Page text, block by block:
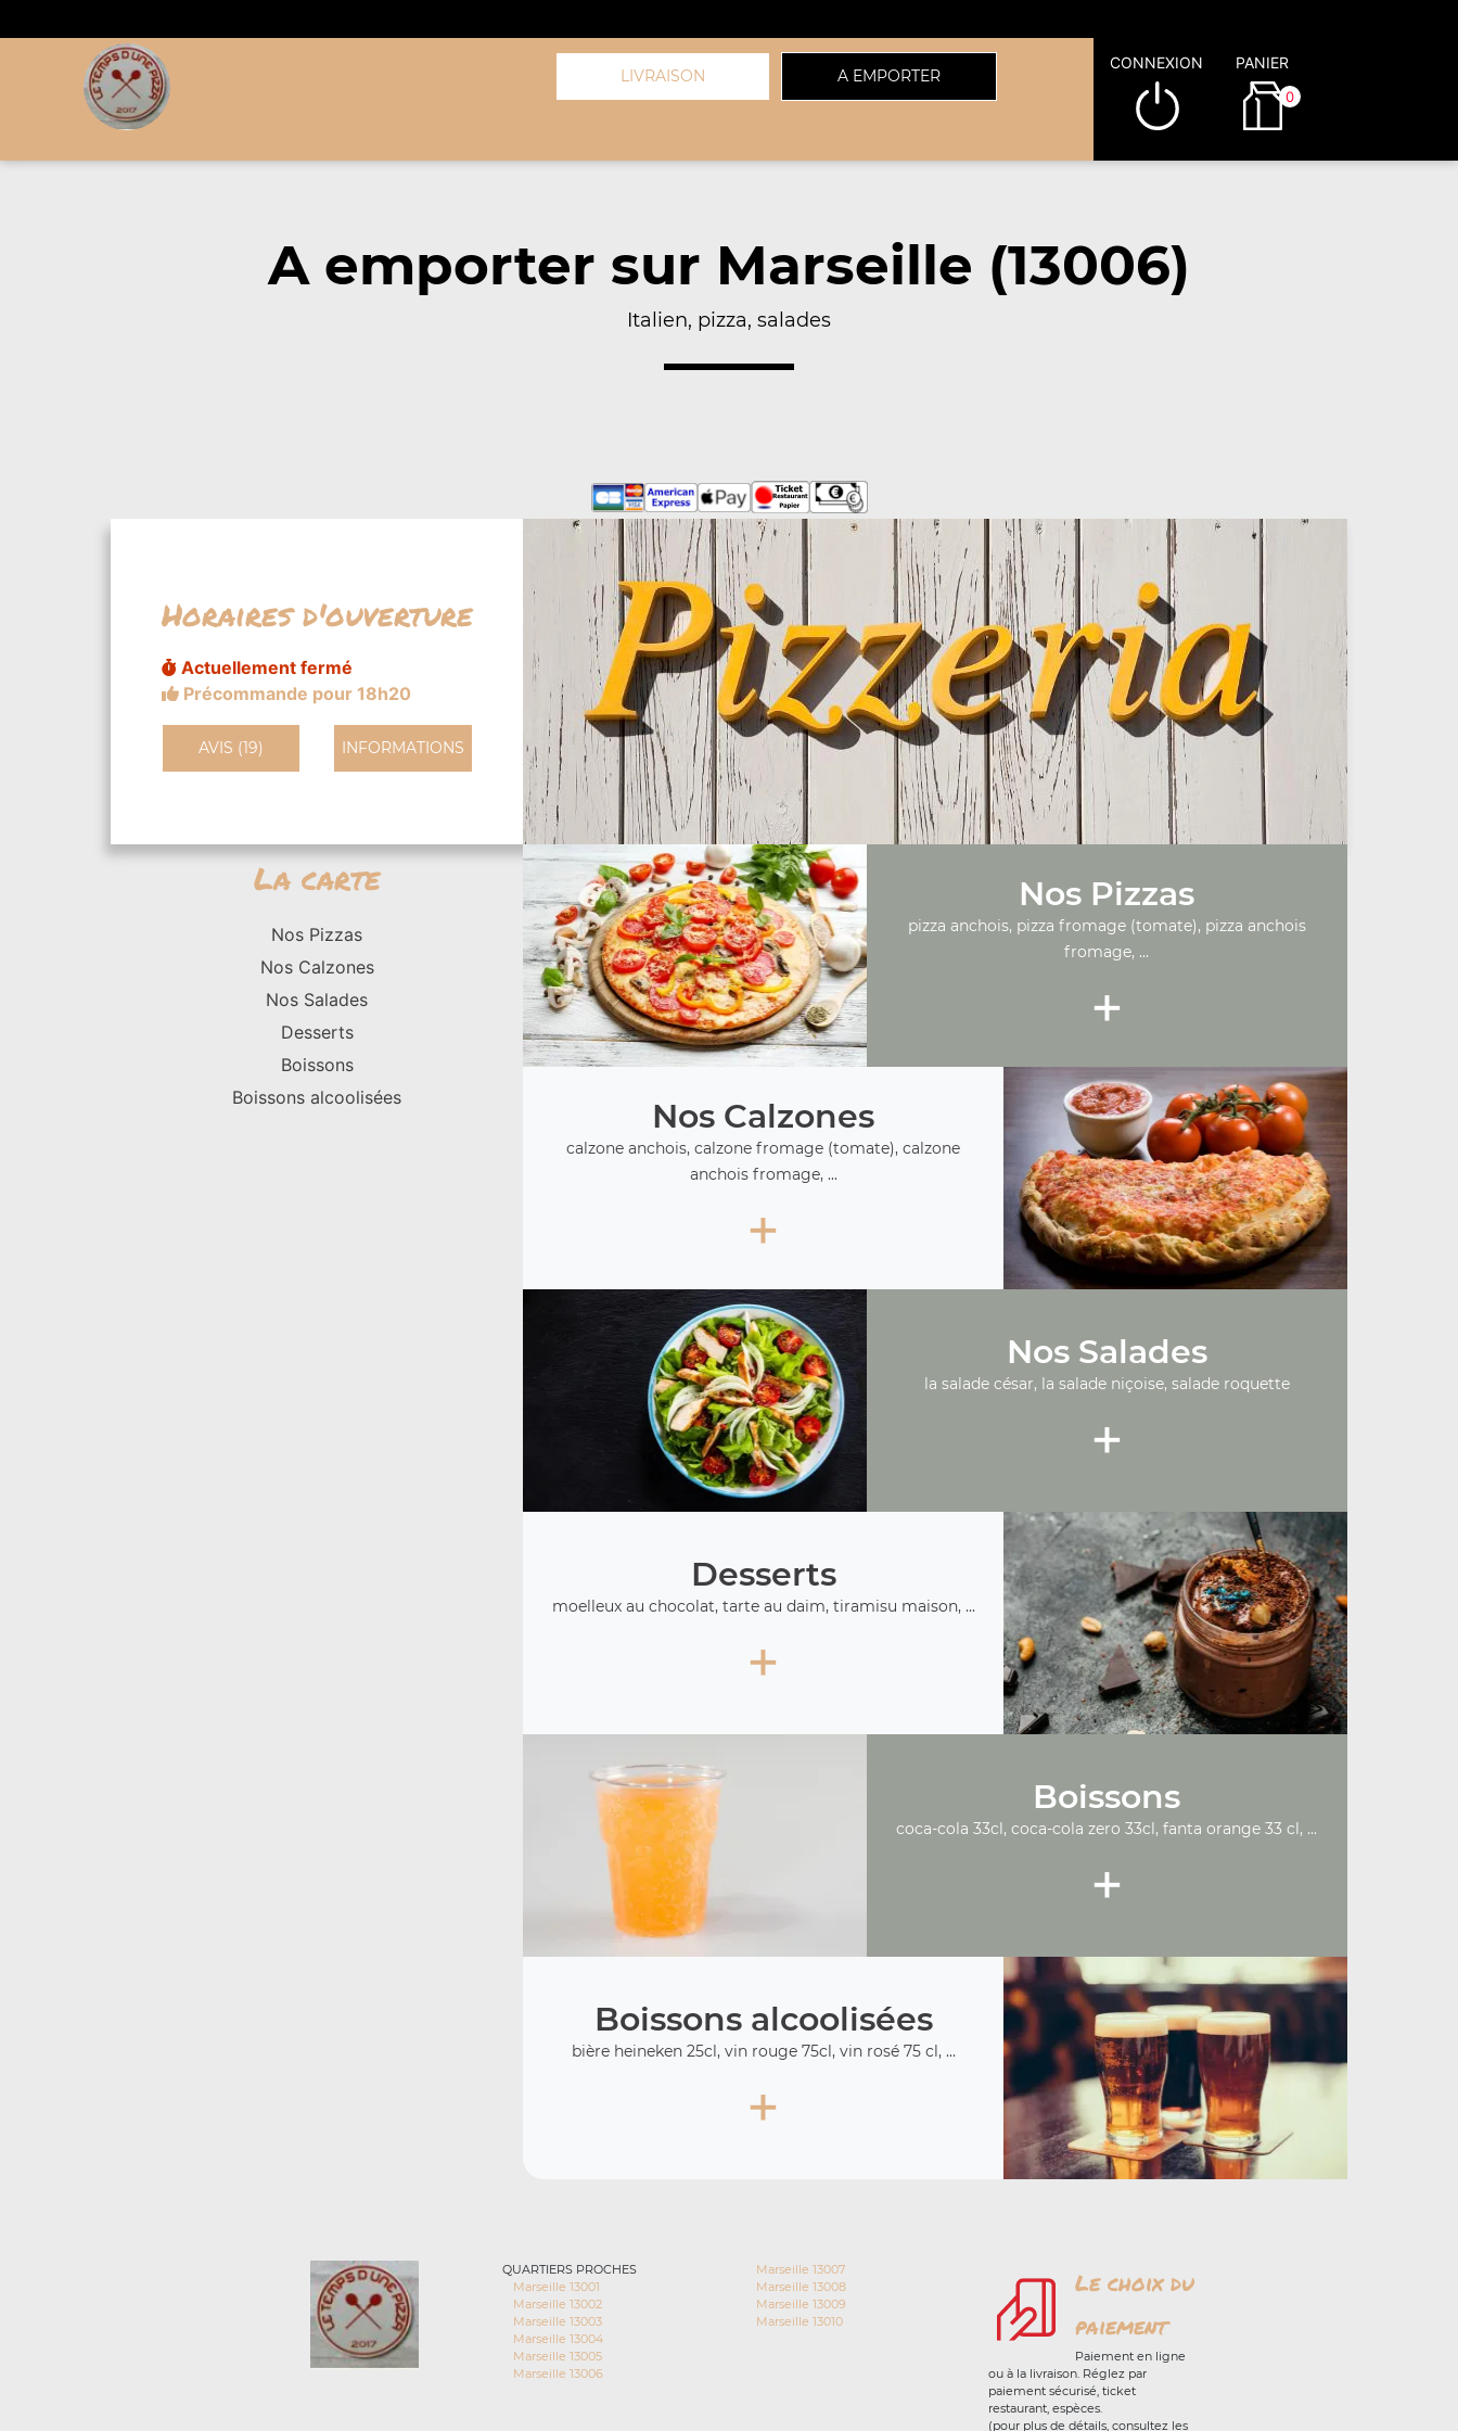
LIVRAISON A EMPORTER
CONNEXION PANIER
0
A emporter sur Marseille (13006)
Italien, pizza, salades
Horaires d'ouverture
Actuellement fermé
Précommande pour 18h20
AVIS (19) INFORMATIONS
La carte
Nos Pizzas
Nos Calzones
Nos Salades
Desserts
Boissons
Boissons alcoolisées
Nos Pizzas
pizza anchois, pizza fromage (tomate), pizza anchois
fromage, ...
+
Nos Calzones
calzone anchois, calzone fromage (tomate), calzone
anchois fromage, ...
+
Nos Salades
la salade césar, la salade niçoise, salade roquette
+
Desserts
moelleux au chocolat, tarte au daim, tiramisu maison, ...
+
Boissons
coca-cola 33cl, coca-cola zero 33cl, fanta orange 33 cl, ...
+
Boissons alcoolisées
bière heineken 25cl, vin rouge 75cl, vin rosé 75 cl, ...
+
QUARTIERS PROCHES
Marseille 13001
Marseille 13002
Marseille 13003
Marseille 13004
Marseille 13005
Marseille 13006
Marseille 13007
Marseille 13008
Marseille 13009
Marseille 13010
Le choix du
paiement
Paiement en ligne
ou à la livraison. Réglez par
paiement sécurisé, ticket
restaurant, espèces.
(pour plus de détails, consultez les